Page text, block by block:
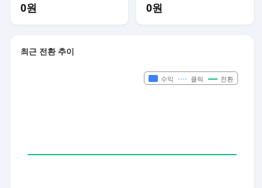
0원 0원
최근 전환 추이